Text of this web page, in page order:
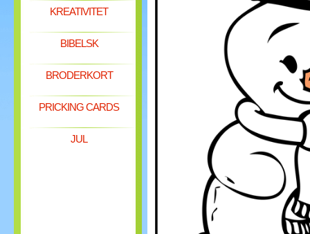
KREATIVITET
BIBELSK
BRODERKORT
PRICKING CARDS
JUL